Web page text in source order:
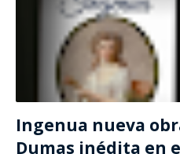
Ingenua nueva
Dumas inédita en